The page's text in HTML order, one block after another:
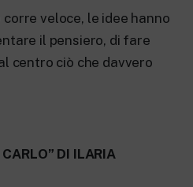
veloce, le idee hanno
il pensiero, di fare
centro ciò che davvero
CARLO” DI ILARIA